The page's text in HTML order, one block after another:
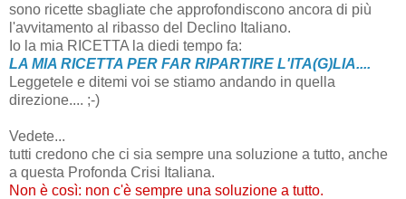
sono ricette sbagliate che approfondiscono ancora di più
l'avvitamento al ribasso del Declino Italiano.
Io la mia RICETTA la diedi tempo fa:
LA MIA RICETTA PER FAR RIPARTIRE L'ITA(G)LIA....
Leggetele e ditemi voi se stiamo andando in quella
direzione.... ;-)
Vedete...
tutti credono che ci sia sempre una soluzione a tutto, anche
a questa Profonda Crisi Italiana.
Non è così: non c'è sempre una soluzione a tutto.